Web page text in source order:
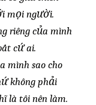
mọi người.
riêng của mình
cứ ai.
mình sao cho
không phải
là tôi nên làm.